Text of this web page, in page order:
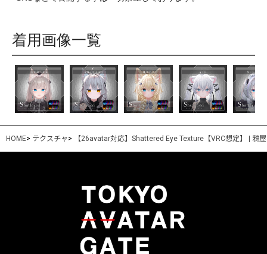
着用画像一覧
HOME> テクスチャ> 【26avatar対応】Shattered Eye Texture【VRC想定】 | 鴉